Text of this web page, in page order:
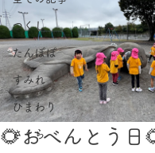
つくし
たんぽぽ
すみれ
ひまわり
さくら
🌻おべんとう日